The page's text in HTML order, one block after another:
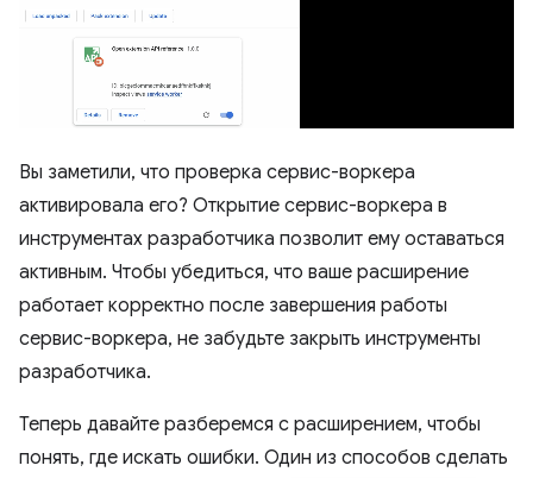
Вы заметили, что проверка сервис-воркера
активировала его? Открытие сервис-воркера в
инструментах разработчика позволит ему оставаться
активным. Чтобы убедиться, что ваше расширение
работает корректно после завершения работы
сервис-воркера, не забудьте закрыть инструменты
разработчика.
Теперь давайте разберемся с расширением, чтобы
понять, где искать ошибки. Один из способов сделать